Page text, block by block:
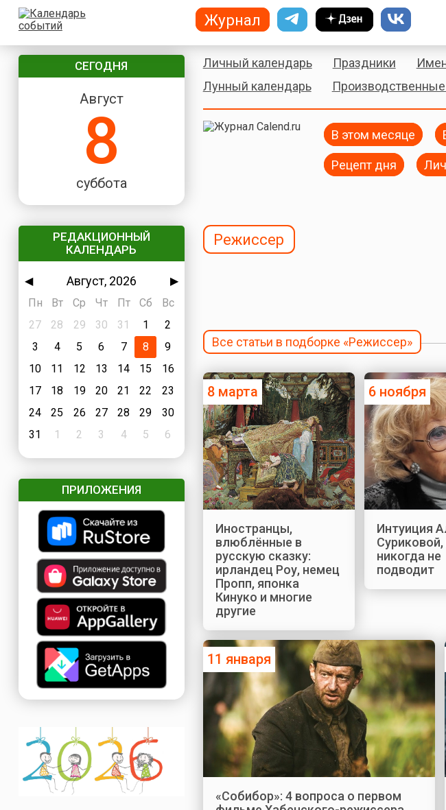
СЕГОДНЯ
Август
8
суббота
РЕДАКЦИОННЫЙ
КАЛЕНДАРЬ
◀ Август, 2026
▶
Пн
Вт Ср Чт Пт Сб
Вс
27
28 29 30 31 1
2
3
4 5 6 7 8
9
10
11 12 13 14 15
16
17
18 19 20 21 22
23
24
25 26 27 28 29
30
31
1 2 3 4 5 6
ПРИЛОЖЕНИЯ
Личный календарь Праздники
Лунный календарь
В этом месяце
Рецепт дня
Режиссер
Все статьи в подборке «Режиссер»
8 марта
Иностранцы,
влюблённые в
русскую сказку:
ирландец Роу, немец
Пропп, японка
Кинуко и многие
другие
6 ноября
Интуиция
никогда не
подводит
11 января
«Собибор»: 4 вопроса о первом
Журнал